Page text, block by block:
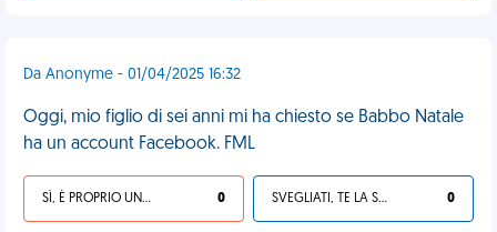
Da Anonyme - 01/04/2025 16:32
Oggi, mio figlio di sei anni mi ha chiesto se Babbo Natale
ha un account Facebook. FML
SÌ, È PROPRIO UNA VDM! 0 SVEGLIATI, TE LA SEI CERCATA! 0